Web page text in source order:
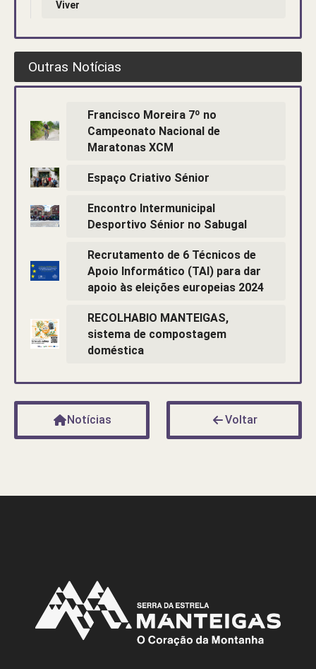
Viver
Outras Notícias
Francisco Moreira 7º no
Campeonato Nacional de
Maratonas XCM
Espaço Criativo Sénior
Encontro Intermunicipal
Desportivo Sénior no Sabugal
Recrutamento de 6 Técnicos de
Apoio Informático (TAI) para dar
apoio às eleições europeias 2024
RECOLHABIO MANTEIGAS,
sistema de compostagem
doméstica
Notícias Voltar